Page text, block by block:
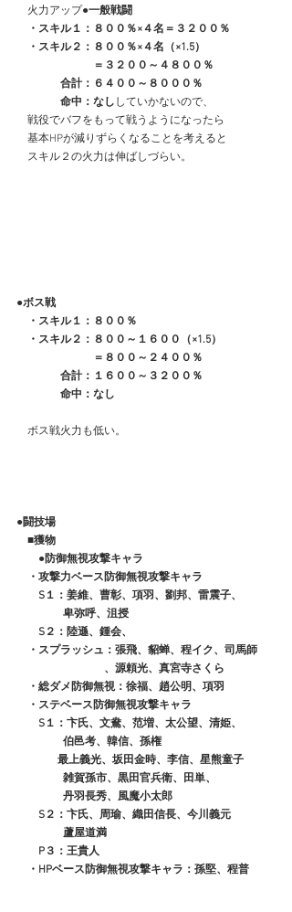
火力アップ●一般戦闘
・スキル１：８００％×４名＝３２００％
・スキル２：８００％×４名（×1.5）
＝３２００～４８００％
合計：６４００～８０００％
命中：なし していかないので、
戦役でバフをもって戦うようになったら
基本HPが減りずらくなることを考えると
スキル２の火力は伸ばしづらい。
●ボス戦
・スキル１：８００％
・スキル２：８００～１６００（×1.5）
＝８００～２４００％
合計：１６００～３２００％
命中：なし
ボス戦火力も低い。
●闘技場
■獲物
●防御無視攻撃キャラ
・攻撃力ベース防御無視攻撃キャラ
S１：姜維、曹彰、項羽、劉邦、雷震子、
卑弥呼、沮授
S２：陸遜、鍾会、
・スプラッシュ：張飛、貂蝉、程イク、司馬師
、源頼光、真宮寺さくら
・総ダメ防御無視：徐福、趙公明、項羽
・ステベース防御無視攻撃キャラ
S１：卞氏、文鴦、范増、太公望、清姫、
伯邑考、韓信、孫権
最上義光、坂田金時、李信、星熊童子
雑賀孫市、黒田官兵衛、田単、
丹羽長秀、風魔小太郎
S２：卞氏、周瑜、織田信長、今川義元
蘆屋道満
P３：王貴人
・HPベース防御無視攻撃キャラ：孫堅、程普